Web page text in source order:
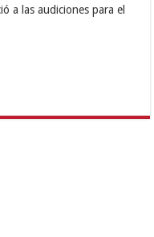
a las audiciones para el